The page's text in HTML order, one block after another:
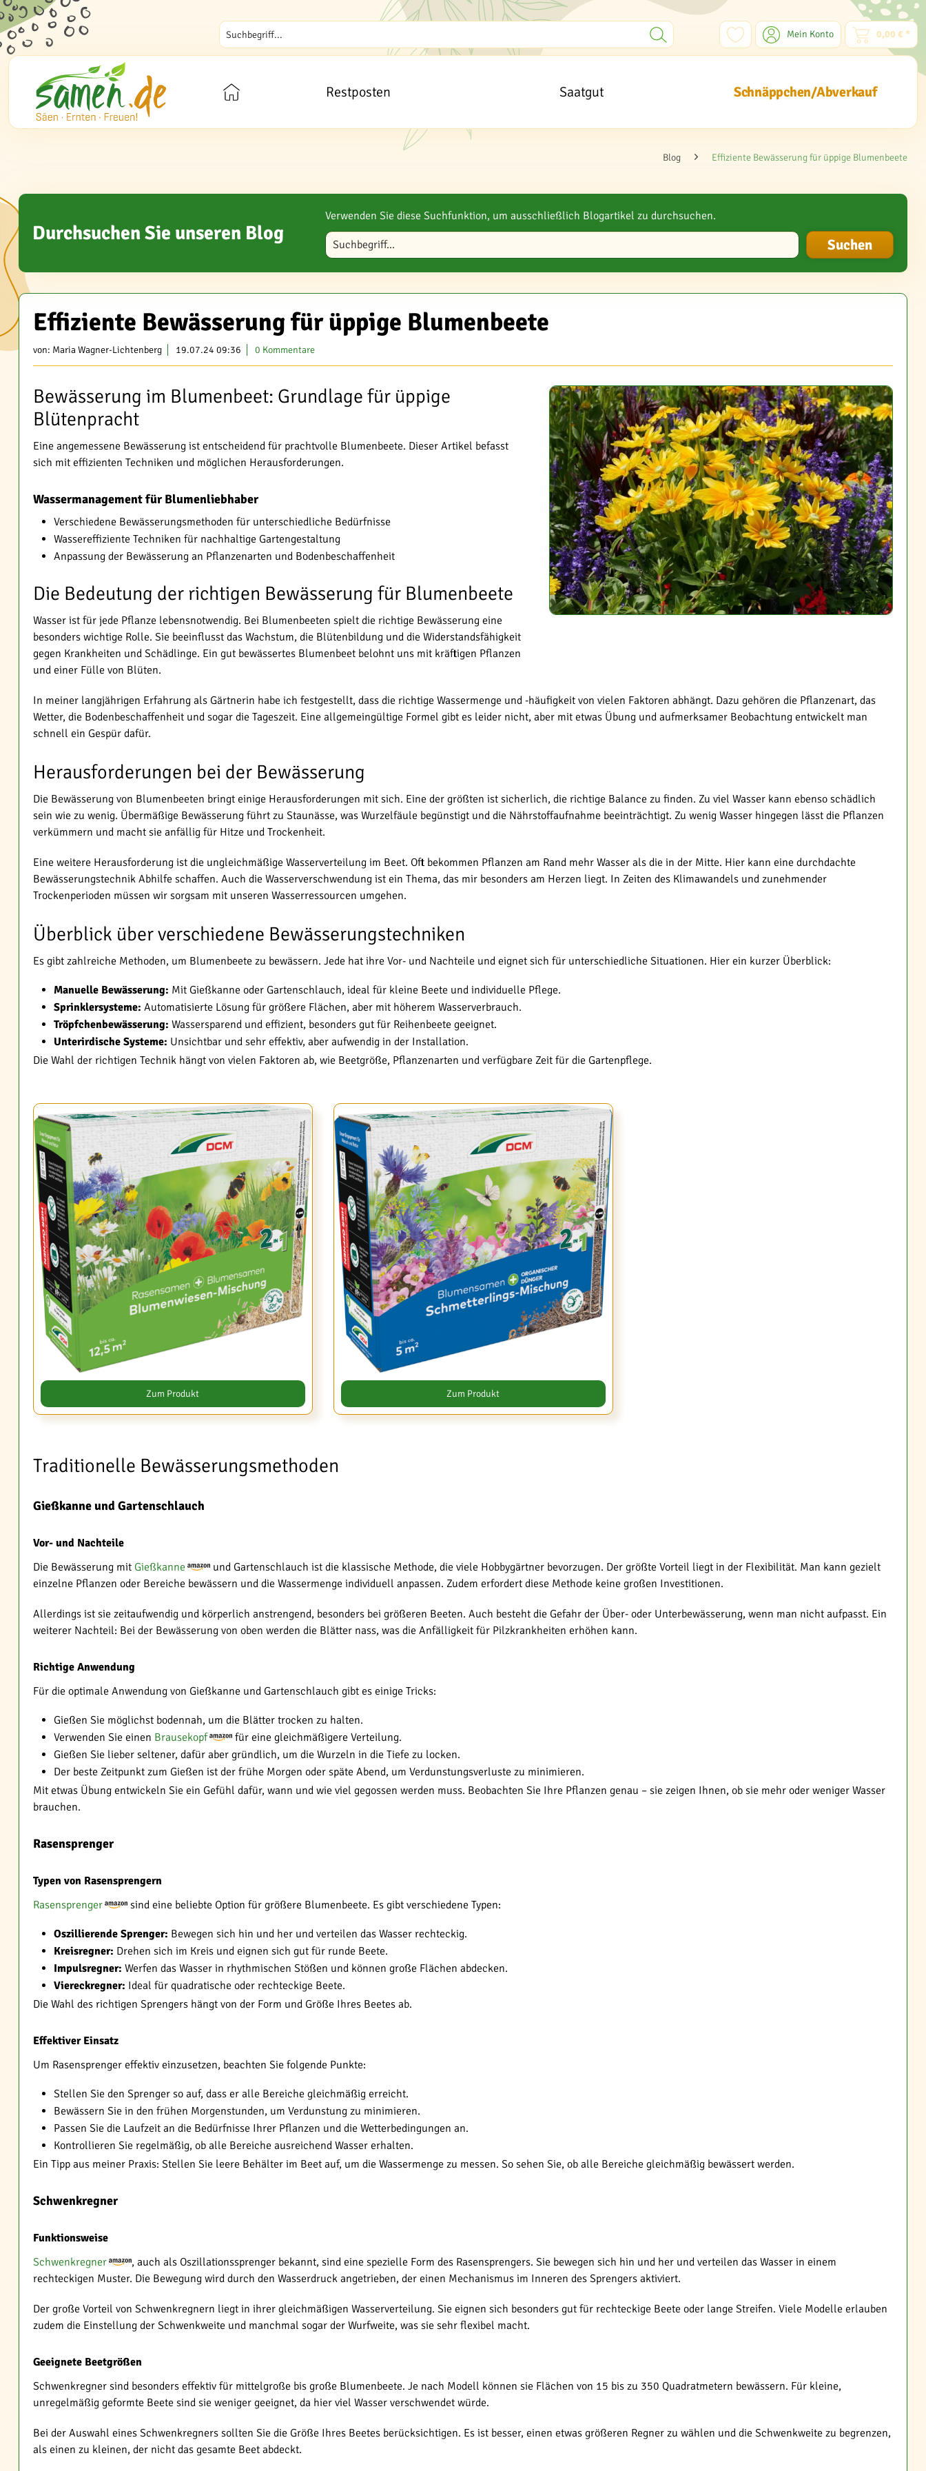
Mein Konto 0,00 € *
Restposten Saatgut Schnäppchen/Abverkauf
Blog Effiziente Bewässerung für üppige Blumenbeete
Durchsuchen Sie unseren Blog
Verwenden Sie diese Suchfunktion, um ausschließlich Blogartikel zu durchsuchen.
Blog durchsuchen
Effiziente Bewässerung für üppige Blumenbeete
von: Maria Wagner-Lichtenberg 19.07.24 09:36 0 Kommentare
Bewässerung im Blumenbeet: Grundlage für üppige
Blütenpracht
Eine angemessene Bewässerung ist entscheidend für prachtvolle Blumenbeete. Dieser Artikel befasst
sich mit effizienten Techniken und möglichen Herausforderungen.
Wassermanagement für Blumenliebhaber
Verschiedene Bewässerungsmethoden für unterschiedliche Bedürfnisse
Wassereffiziente Techniken für nachhaltige Gartengestaltung
Anpassung der Bewässerung an Pflanzenarten und Bodenbeschaffenheit
Die Bedeutung der richtigen Bewässerung für Blumenbeete
Wasser ist für jede Pflanze lebensnotwendig. Bei Blumenbeeten spielt die richtige Bewässerung eine
besonders wichtige Rolle. Sie beeinflusst das Wachstum, die Blütenbildung und die Widerstandsfähigkeit
gegen Krankheiten und Schädlinge. Ein gut bewässertes Blumenbeet belohnt uns mit kräftigen Pflanzen
und einer Fülle von Blüten.
In meiner langjährigen Erfahrung als Gärtnerin habe ich festgestellt, dass die richtige Wassermenge und -häufigkeit von vielen Faktoren abhängt. Dazu gehören die Pflanzenart, das
Wetter, die Bodenbeschaffenheit und sogar die Tageszeit. Eine allgemeingültige Formel gibt es leider nicht, aber mit etwas Übung und aufmerksamer Beobachtung entwickelt man
schnell ein Gespür dafür.
Herausforderungen bei der Bewässerung
Die Bewässerung von Blumenbeeten bringt einige Herausforderungen mit sich. Eine der größten ist sicherlich, die richtige Balance zu finden. Zu viel Wasser kann ebenso schädlich
sein wie zu wenig. Übermäßige Bewässerung führt zu Staunässe, was Wurzelfäule begünstigt und die Nährstoffaufnahme beeinträchtigt. Zu wenig Wasser hingegen lässt die Pflanzen
verkümmern und macht sie anfällig für Hitze und Trockenheit.
Eine weitere Herausforderung ist die ungleichmäßige Wasserverteilung im Beet. Oft bekommen Pflanzen am Rand mehr Wasser als die in der Mitte. Hier kann eine durchdachte
Bewässerungstechnik Abhilfe schaffen. Auch die Wasserverschwendung ist ein Thema, das mir besonders am Herzen liegt. In Zeiten des Klimawandels und zunehmender
Trockenperioden müssen wir sorgsam mit unseren Wasserressourcen umgehen.
Überblick über verschiedene Bewässerungstechniken
Es gibt zahlreiche Methoden, um Blumenbeete zu bewässern. Jede hat ihre Vor- und Nachteile und eignet sich für unterschiedliche Situationen. Hier ein kurzer Überblick:
Manuelle Bewässerung: Mit Gießkanne oder Gartenschlauch, ideal für kleine Beete und individuelle Pflege.
Sprinklersysteme: Automatisierte Lösung für größere Flächen, aber mit höherem Wasserverbrauch.
Tröpfchenbewässerung: Wassersparend und effizient, besonders gut für Reihenbeete geeignet.
Unterirdische Systeme: Unsichtbar und sehr effektiv, aber aufwendig in der Installation.
Die Wahl der richtigen Technik hängt von vielen Faktoren ab, wie Beetgröße, Pflanzenarten und verfügbare Zeit für die Gartenpflege.
Zum Produkt Zum Produkt
Traditionelle Bewässerungsmethoden
Gießkanne und Gartenschlauch
Vor- und Nachteile
Die Bewässerung mit Gießkanne
und Gartenschlauch ist die klassische Methode, die viele Hobbygärtner bevorzugen. Der größte Vorteil liegt in der Flexibilität. Man kann gezielt
einzelne Pflanzen oder Bereiche bewässern und die Wassermenge individuell anpassen. Zudem erfordert diese Methode keine großen Investitionen.
Allerdings ist sie zeitaufwendig und körperlich anstrengend, besonders bei größeren Beeten. Auch besteht die Gefahr der Über- oder Unterbewässerung, wenn man nicht aufpasst. Ein
weiterer Nachteil: Bei der Bewässerung von oben werden die Blätter nass, was die Anfälligkeit für Pilzkrankheiten erhöhen kann.
Richtige Anwendung
Für die optimale Anwendung von Gießkanne und Gartenschlauch gibt es einige Tricks:
Gießen Sie möglichst bodennah, um die Blätter trocken zu halten.
Verwenden Sie einen Brausekopf
für eine gleichmäßigere Verteilung.
Gießen Sie lieber seltener, dafür aber gründlich, um die Wurzeln in die Tiefe zu locken.
Der beste Zeitpunkt zum Gießen ist der frühe Morgen oder späte Abend, um Verdunstungsverluste zu minimieren.
Mit etwas Übung entwickeln Sie ein Gefühl dafür, wann und wie viel gegossen werden muss. Beobachten Sie Ihre Pflanzen genau – sie zeigen Ihnen, ob sie mehr oder weniger Wasser
brauchen.
Rasensprenger
Typen von Rasensprengern
Rasensprenger
sind eine beliebte Option für größere Blumenbeete. Es gibt verschiedene Typen:
Oszillierende Sprenger: Bewegen sich hin und her und verteilen das Wasser rechteckig.
Kreisregner: Drehen sich im Kreis und eignen sich gut für runde Beete.
Impulsregner: Werfen das Wasser in rhythmischen Stößen und können große Flächen abdecken.
Viereckregner: Ideal für quadratische oder rechteckige Beete.
Die Wahl des richtigen Sprengers hängt von der Form und Größe Ihres Beetes ab.
Effektiver Einsatz
Um Rasensprenger effektiv einzusetzen, beachten Sie folgende Punkte:
Stellen Sie den Sprenger so auf, dass er alle Bereiche gleichmäßig erreicht.
Bewässern Sie in den frühen Morgenstunden, um Verdunstung zu minimieren.
Passen Sie die Laufzeit an die Bedürfnisse Ihrer Pflanzen und die Wetterbedingungen an.
Kontrollieren Sie regelmäßig, ob alle Bereiche ausreichend Wasser erhalten.
Ein Tipp aus meiner Praxis: Stellen Sie leere Behälter im Beet auf, um die Wassermenge zu messen. So sehen Sie, ob alle Bereiche gleichmäßig bewässert werden.
Schwenkregner
Funktionsweise
Schwenkregner
, auch als Oszillationssprenger bekannt, sind eine spezielle Form des Rasensprengers. Sie bewegen sich hin und her und verteilen das Wasser in einem
rechteckigen Muster. Die Bewegung wird durch den Wasserdruck angetrieben, der einen Mechanismus im Inneren des Sprengers aktiviert.
Der große Vorteil von Schwenkregnern liegt in ihrer gleichmäßigen Wasserverteilung. Sie eignen sich besonders gut für rechteckige Beete oder lange Streifen. Viele Modelle erlauben
zudem die Einstellung der Schwenkweite und manchmal sogar der Wurfweite, was sie sehr flexibel macht.
Geeignete Beetgrößen
Schwenkregner sind besonders effektiv für mittelgroße bis große Blumenbeete. Je nach Modell können sie Flächen von 15 bis zu 350 Quadratmetern bewässern. Für kleine,
unregelmäßig geformte Beete sind sie weniger geeignet, da hier viel Wasser verschwendet würde.
Bei der Auswahl eines Schwenkregners sollten Sie die Größe Ihres Beetes berücksichtigen. Es ist besser, einen etwas größeren Regner zu wählen und die Schwenkweite zu begrenzen,
als einen zu kleinen, der nicht das gesamte Beet abdeckt.